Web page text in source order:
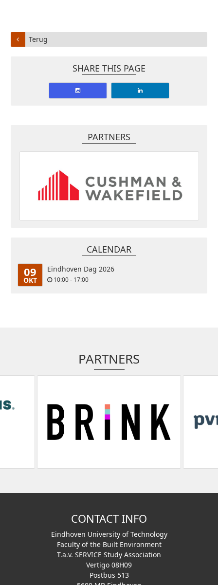
Terug
SHARE THIS PAGE
PARTNERS
CALENDAR
09
OKT
Eindhoven Dag 2026
10:00 - 17:00
PARTNERS
CONTACT INFO
Eindhoven University of Technology
Faculty of the Built Environment
T.a.v. SERVICE Study Association
Vertigo 08H09
Postbus 513